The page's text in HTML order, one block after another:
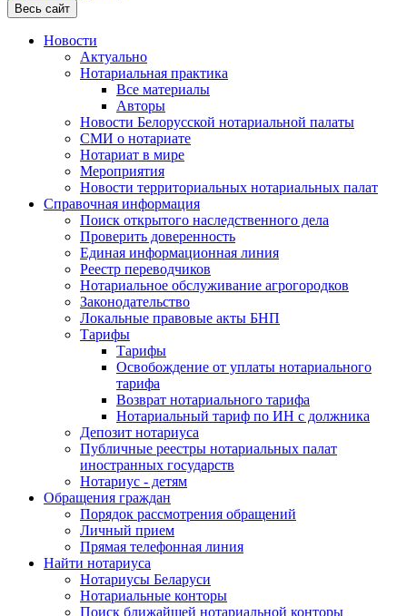
Весь сайт
Новости
Актуально
Нотариальная практика
Все материалы
Авторы
Новости Белорусской нотариальной палаты
СМИ о нотариате
Нотариат в мире
Мероприятия
Новости территориальных нотариальных палат
Справочная информация
Поиск открытого наследственного дела
Проверить доверенность
Единая информационная линия
Реестр переводчиков
Нотариальное обслуживание агрогородков
Законодательство
Локальные правовые акты БНП
Тарифы
Тарифы
Освобождение от уплаты нотариального
тарифа
Возврат нотариального тарифа
Нотариальный тариф по ИН с должника
Депозит нотариуса
Публичные реестры нотариальных палат
иностранных государств
Нотариус - детям
Обращения граждан
Порядок рассмотрения обращений
Личный прием
Прямая телефонная линия
Найти нотариуса
Нотариусы Беларуси
Нотариальные конторы
Поиск ближайшей нотариальной конторы